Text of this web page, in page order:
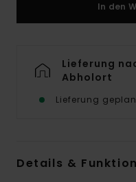
In den
Lieferung
Abholort
Lieferung
Details &